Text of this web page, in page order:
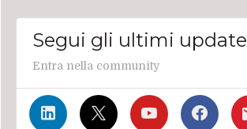
Segui gli ultimi update
Entra nella community